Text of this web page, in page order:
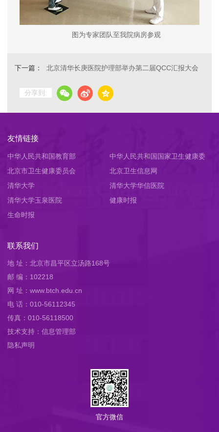
图为专家团队至我院病房参观
下一篇： 北京清华长庚医院护理部举办第二届QCC汇报大会
分享到:
友情链接
中华人民共和国教育部
中华人民共和国国家卫生健康委
员会
北京市卫生健康委员会
北京卫生信息网
清华大学
清华大学华信医院
清华大学玉泉医院
健康时报
生命时报
联系我们
地 址：北京市昌平区立汤路168号
邮 编：102218
网 址：www.btch.edu.cn
电 话：010-56112345
传真：010-56118500
技术支持：信息管理部
隐私声明
官方微信